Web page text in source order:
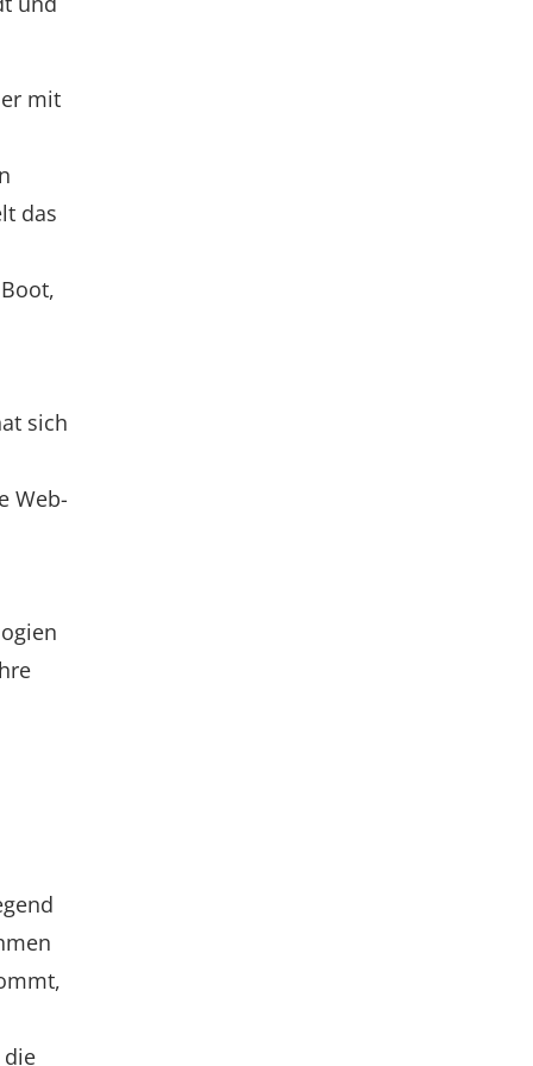
mit
das
sich
Web-
die